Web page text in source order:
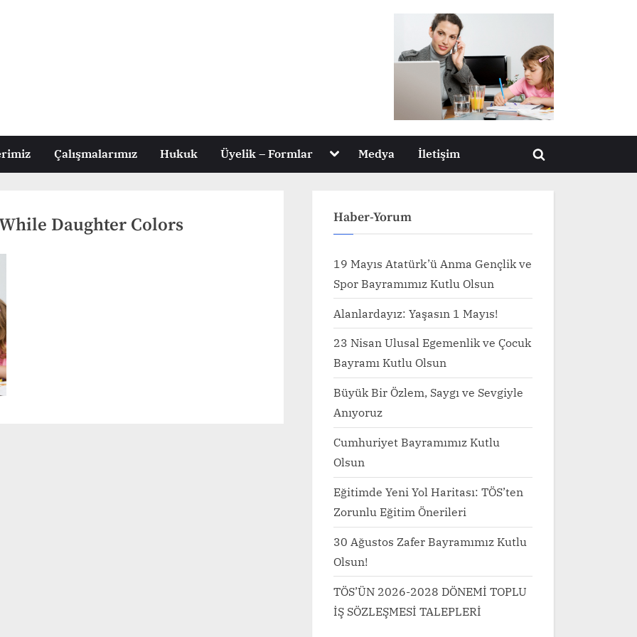
Çalışmalarımız Hukuk Üyelik – Formlar Toggle
menu
Toggle
sub-
menu
Medya İletişim
Toggle
Daughter Colors Haber-Yorum
19 Mayıs Atatürk’ü Anma Gençlik ve
Spor Bayramımız Kutlu Olsun
Alanlardayız: Yaşasın 1 Mayıs!
23 Nisan Ulusal Egemenlik ve Çocuk
Bayramı Kutlu Olsun
Büyük Bir Özlem, Saygı ve Sevgiyle
Anıyoruz
Cumhuriyet Bayramımız Kutlu
Olsun
Eğitimde Yeni Yol Haritası: TÖS’ten
Zorunlu Eğitim Önerileri
30 Ağustos Zafer Bayramımız Kutlu
Olsun!
TÖS’ÜN 2026-2028 DÖNEMİ TOPLU
İŞ SÖZLEŞMESİ TALEPLERİ